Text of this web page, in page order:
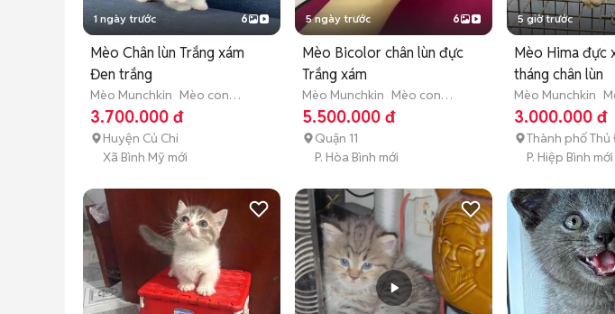
1 ngày trước 6
Mèo Chân lùn Trắng xám
Đen trắng
Mèo Munchkin Mèo con
(dưới 3 tháng tuổi)
3.700.000 đ
Huyện Củ Chi
Xã Bình Mỹ mới
5 ngày trước 6
Mèo Bicolor chân lùn đực
Trắng xám
Mèo Munchkin Mèo con
(dưới 3 tháng tuổi)
5.500.000 đ
Quận 11
P. Hòa Bình mới
5 giờ trước
Mèo Hima đực
tháng chân lùn
Mèo Munchkin
(dưới 1 năm tuổi)
3.000.000 đ
Thành phố Thủ
P. Hiệp Bình mới